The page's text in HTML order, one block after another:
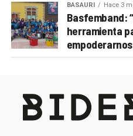
BASAURI Hace 3
Basfemband:
herramienta